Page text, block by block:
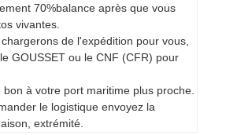
70%balance après que vous
vivantes.
de l'expédition pour vous,
GOUSSET ou le CNF (CFR) pour
à votre port maritime plus proche.
le logistique envoyez la
extrémité.